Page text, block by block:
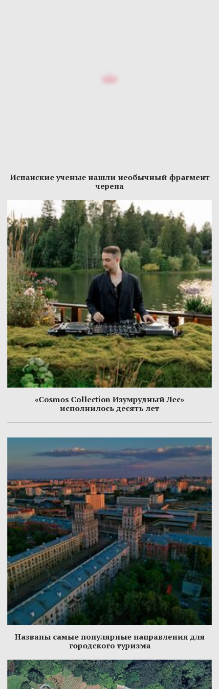
Испанские ученые нашли необычный фрагмент
черепа
«Cosmos Collection Изумрудный Лес»
исполнилось десять лет
Названы самые популярные направления для
городского туризма